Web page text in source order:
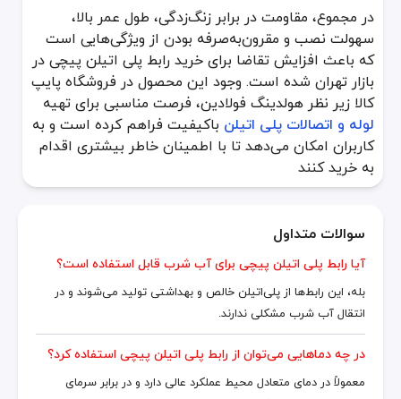
در مجموع، مقاومت در برابر زنگ‌زدگی، طول عمر بالا،
سهولت نصب و مقرون‌به‌صرفه بودن از ویژگی‌هایی است
که باعث افزایش تقاضا برای خرید رابط پلی اتیلن پیچی در
بازار تهران شده است. وجود این محصول در فروشگاه پایپ
کالا زیر نظر هولدینگ فولادین، فرصت مناسبی برای تهیه
لوله و اتصالات پلی اتیلن باکیفیت فراهم کرده است و به
کاربران امکان می‌دهد تا با اطمینان خاطر بیشتری اقدام
به خرید کنند
سوالات متداول
آیا رابط پلی اتیلن پیچی برای آب شرب قابل استفاده است؟
بله، این رابط‌ها از پلی‌اتیلن خالص و بهداشتی تولید می‌شوند و در
انتقال آب شرب مشکلی ندارند.
در چه دماهایی می‌توان از رابط پلی اتیلن پیچی استفاده کرد؟
معمولاً در دمای متعادل محیط عملکرد عالی دارد و در برابر سرمای